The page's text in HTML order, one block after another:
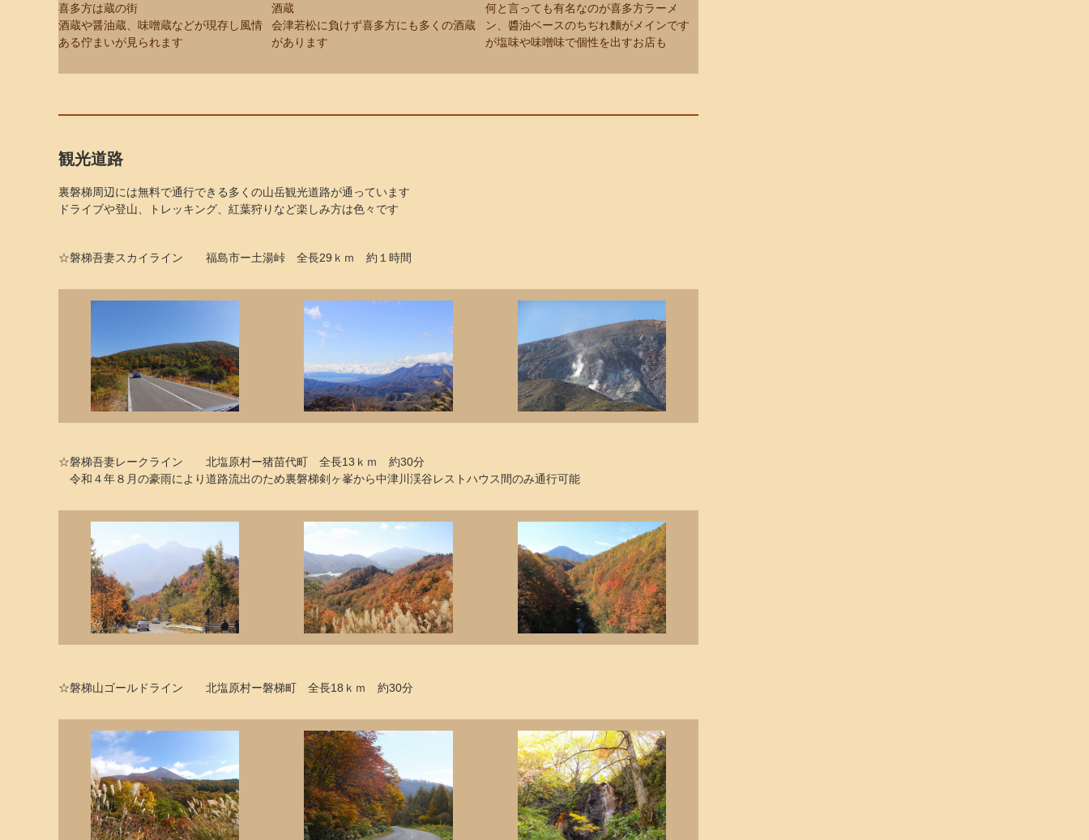
喜多方は蔵の街
酒蔵や醤油蔵、味噌蔵などが現存し風情
ある佇まいが見られます
酒蔵
会津若松に負けず喜多方にも多くの酒蔵
があります
何と言っても有名なのが喜多方ラーメ
ン、醬油ベースのちぢれ麵がメインです
が塩味や味噌味で個性を出すお店も
観光道路
裏磐梯周辺には無料で通行できる多くの山岳観光道路が通っています
ドライブや登山、トレッキング、紅葉狩りなど楽しみ方は色々です
☆磐梯吾妻スカイライン 福島市ー土湯峠 全長29ｋｍ 約１時間
☆磐梯吾妻レークライン 北塩原村ー猪苗代町 全長13ｋｍ 約30分
令和４年８月の豪雨により道路流出のため裏磐梯剣ヶ峯から中津川渓谷レストハウス間のみ通行可能
☆磐梯山ゴールドライン 北塩原村ー磐梯町 全長18ｋｍ 約30分